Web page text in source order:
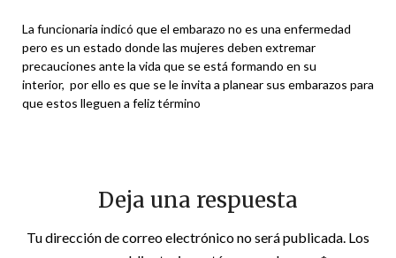
La funcionaria indicó que el embarazo no es una enfermedad
pero es un estado donde las mujeres deben extremar
precauciones ante la vida que se está formando en su
interior, por ello es que se le invita a planear sus embarazos para
que estos lleguen a feliz término
Deja una respuesta
Tu dirección de correo electrónico no será publicada. Los